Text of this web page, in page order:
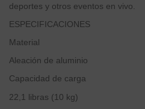
deportes y otros eventos en vivo.
ESPECIFICACIONES
Material
Aleación de aluminio
Capacidad de carga
22,1 libras (10 kg)